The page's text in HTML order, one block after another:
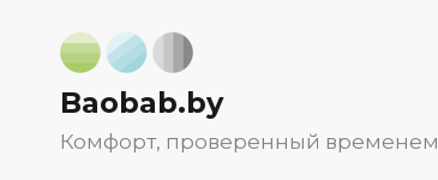
Baobab.by
Комфорт, проверенный временем